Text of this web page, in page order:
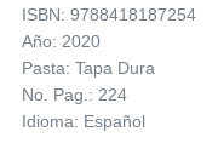
ISBN: 9788418187254
Año: 2020
Pasta: Tapa Dura
No. Pag.: 224
Idioma: Español